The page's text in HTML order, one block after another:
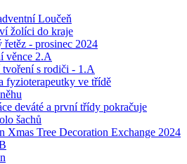
Loučeň
žolíci do kraje
řetěz - prosinec 2024
věnce 2.A
s rodiči - 1.A
fyzioterapeutky ve třídě
deváté a první třídy pokračuje
šachů
Xmas Tree Decoration Exchange 2024